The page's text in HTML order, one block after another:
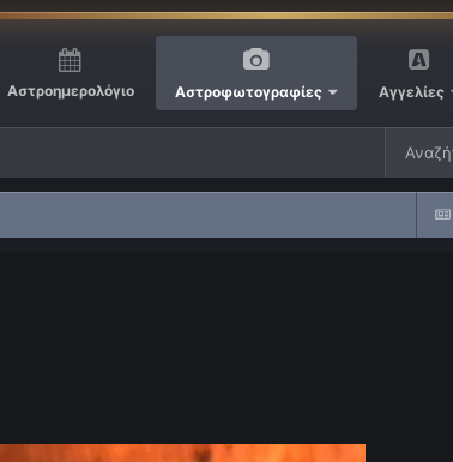
Αστροημερολόγιο Αστροφωτογραφίες Αγγελίες